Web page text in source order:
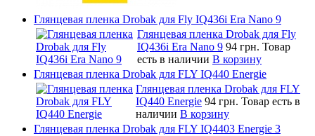
Глянцевая пленка Drobak для Fly IQ436i Era Nano 9
Глянцевая пленка Drobak для Fly
IQ436i Era Nano 9 94 грн. Товар
есть в наличии В корзину
Глянцевая пленка Drobak для FLY IQ440 Energie
Глянцевая пленка Drobak для FLY
IQ440 Energie 94 грн. Товар есть в
наличии В корзину
Глянцевая пленка Drobak для FLY IQ4403 Energie 3